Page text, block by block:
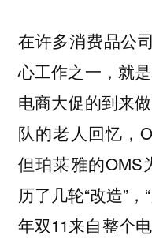
在许多消费品公
心工作之一，就
电商大促的到来
队的老人回忆，
但珀莱雅的OMS
历了几轮“改造”
年双11来自整个